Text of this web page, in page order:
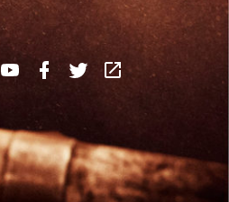
MaltMatters
MaltMatters
MaltMatters
WhiskyBase